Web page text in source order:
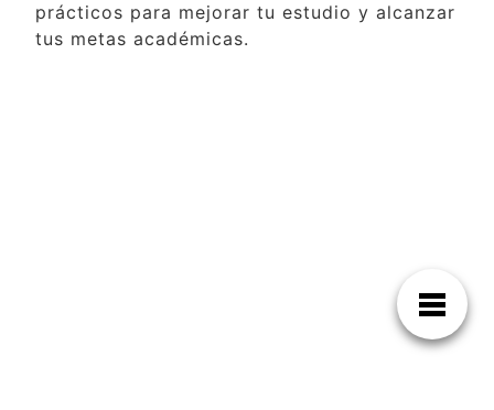
prácticos para mejorar tu estudio y alcanzar
tus metas académicas.